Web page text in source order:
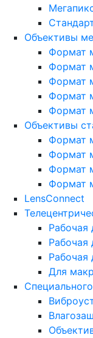
Объективы
Формат
Формат
Формат
Формат
Формат
Объективы
Формат
Формат
Формат
Формат
LensConnect
Рабочая
Рабочая
Для